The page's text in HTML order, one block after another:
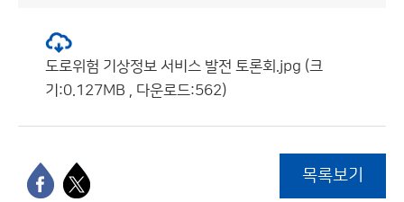
도로위험 기상정보 서비스 발전 토론회.jpg (크
기:0.127MB , 다운로드:562)
목록보기